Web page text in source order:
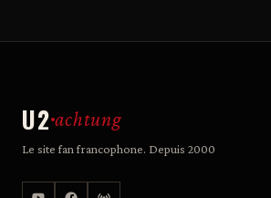
U2 achtung
Le site fan francophone. Depuis 2000